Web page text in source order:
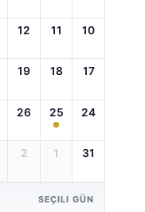
10
11
12
17
18
19
24
25
26
31
1
2
SEÇILI GÜN